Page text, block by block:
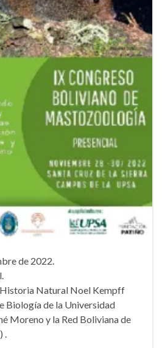
de 2022.
Natural Noel Kempff
Biología de la Universidad
Moreno y la Red Boliviana de
.